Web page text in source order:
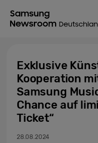
Exklusive
Kooperation
Samsung
Chance auf
Ticket“
28.08.2024